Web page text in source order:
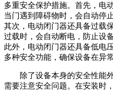
多重安全保护措施。首先，电
当门遇到障碍物时，会自动停
其次，电动闭门器还具备过载
过载时，会自动断电，防止设
此外，电动闭门器还具备低电
多种安全功能，确保设备在异
除了设备本身的安全性能
需要注意安全问题。在安装时